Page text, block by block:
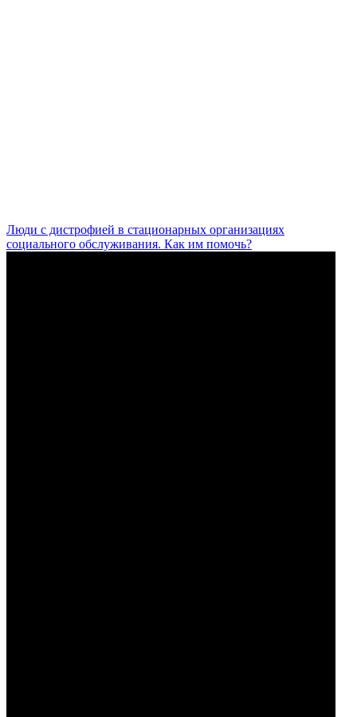
Люди с дистрофией в стационарных организациях
социального обслуживания. Как им помочь?